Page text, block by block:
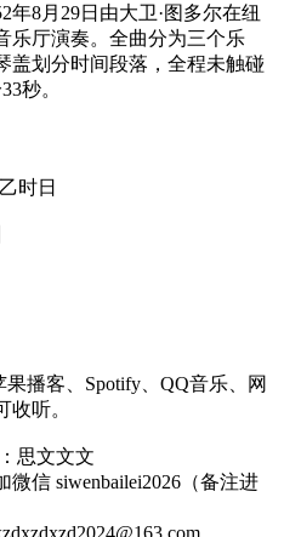
年8月29日由大卫·图多尔在纽
乐厅演奏。全曲分为三个乐
盖划分时间段落，全程未触碰
秒。
时日
播客、Spotify、QQ音乐、网
听。
思文文文
信 siwenbailei2026（备注进